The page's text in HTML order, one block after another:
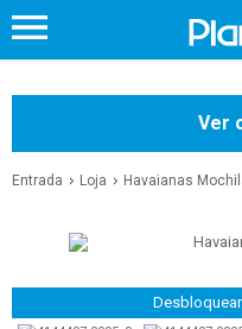
Ver
Entrada Loja Havaianas